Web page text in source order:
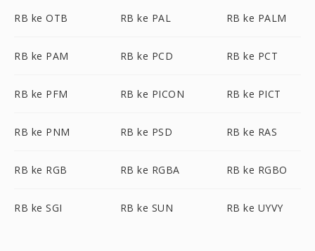
RB ke OTB RB ke PAL RB ke PALM
RB ke PAM RB ke PCD RB ke PCT
RB ke PFM RB ke PICON RB ke PICT
RB ke PNM RB ke PSD RB ke RAS
RB ke RGB RB ke RGBA RB ke RGBO
RB ke SGI RB ke SUN RB ke UYVY